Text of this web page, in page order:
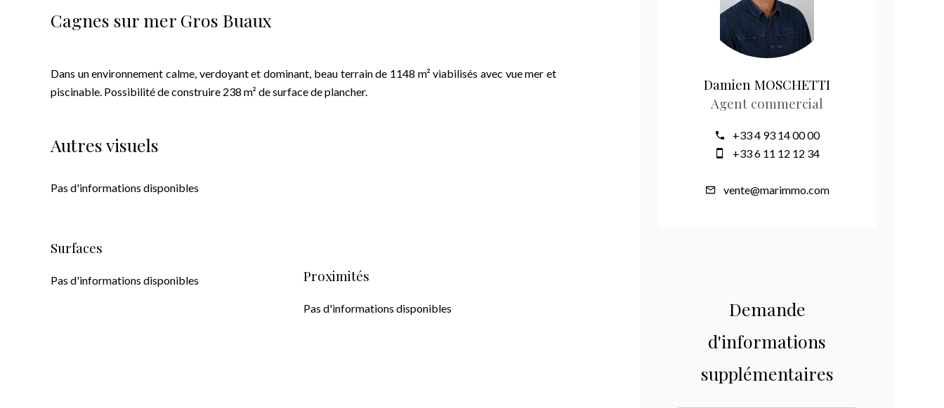
Cagnes sur mer Gros Buaux
Dans un environnement calme, verdoyant et dominant, beau terrain de 1148 m² viabilisés avec vue mer et
piscinable. Possibilité de construire 238 m² de surface de plancher.
Autres visuels
Pas d'informations disponibles
Surfaces
Pas d'informations disponibles Proximités
Pas d'informations disponibles
Damien MOSCHETTI
Agent commercial
+33 4 93 14 00 00
+33 6 11 12 12 34
vente@marimmo.com
Demande
d'informations
supplémentaires